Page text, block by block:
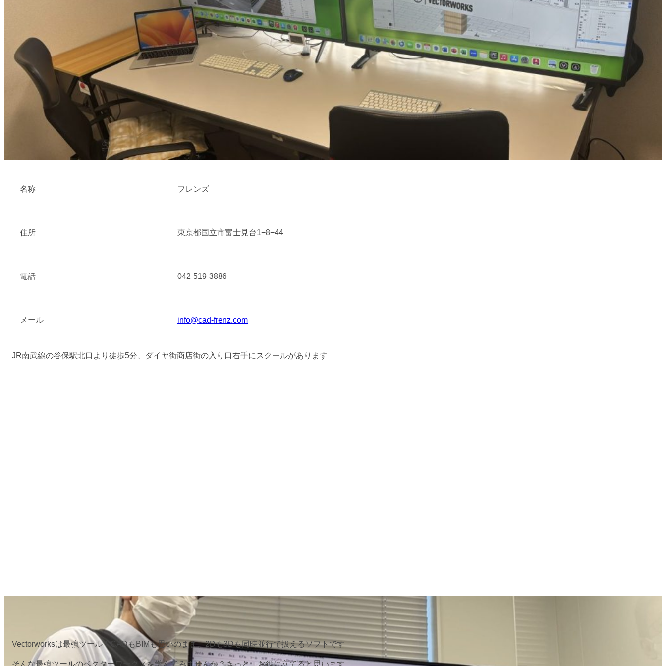
名称 フレンズ
住所 東京都国立市富士見台1−8−44
電話 042-519-3886
メール info@cad-frenz.com
JR南武線の谷保駅北口より徒歩5分、ダイヤ街商店街の入り口右手にスクールがあります
Vectorworksは最強ツール！CADもBIMも思いのまま、2Dも3Dも同時並行で扱えるソフトです
そんな最強ツールのベクターワークスを学んでみませんか？きっと、お役に立てると思います。